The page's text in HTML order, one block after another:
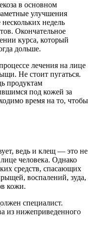
в основном
улучшения
недель
Окончательное
курса, который
дольше.
лечения на лице
Не стоит пугаться.
продуктам
под кожей за
время на то, чтобы
ведь и клещ — это не
человека. Однако
средств, спасающих
воспалений, зуда,
кожи.
специалист.
из нижеприведенного